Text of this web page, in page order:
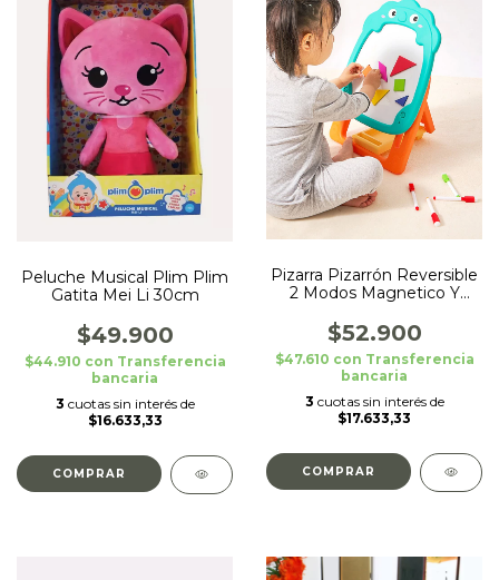
Peluche Musical Plim Plim
Gatita Mei Li 30cm
$49.900
$44.910 con Transferencia
bancaria
3 cuotas sin interés de
$16.633,33
Pizarra Pizarrón Reversible
2 Modos Magnetico Y
$52.900
$47.610 con Transferencia
bancaria
3 cuotas sin interés de
$17.633,33